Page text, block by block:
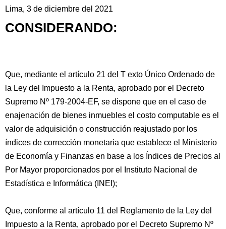
Lima, 3 de diciembre del 2021
CONSIDERANDO:
Que, mediante el artículo 21 del T exto Único Ordenado de
la Ley del Impuesto a la Renta, aprobado por el Decreto
Supremo Nº 179-2004-EF, se dispone que en el caso de
enajenación de bienes inmuebles el costo computable es el
valor de adquisición o construcción reajustado por los
índices de corrección monetaria que establece el Ministerio
de Economía y Finanzas en base a los Índices de Precios al
Por Mayor proporcionados por el Instituto Nacional de
Estadística e Informática (INEI);
Que, conforme al artículo 11 del Reglamento de la Ley del
Impuesto a la Renta, aprobado por el Decreto Supremo Nº